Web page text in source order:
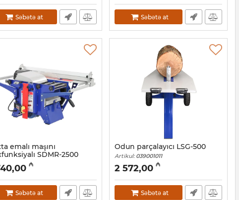
Səbətə at Səbətə at
emalı maşını
SDMR-2500
039001012
₼
Səbətə at
Odun parçalayıcı LSG-500
Artikul: 039001011
2 572,00 ₼
Səbətə at